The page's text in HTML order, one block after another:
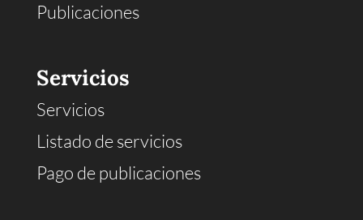
Publicaciones
Servicios
Servicios
Listado de servicios
Pago de publicaciones